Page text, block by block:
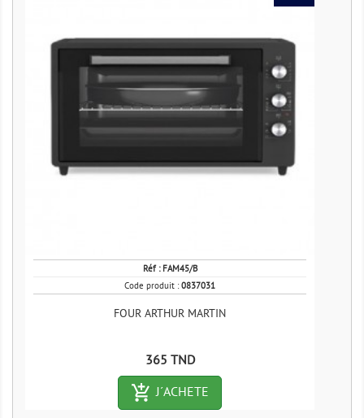
Réf : FAM45/B
Code produit :0837031
FOUR ARTHUR MARTIN
Prix
365 TND
add_shopping_cart-outlined
J´ACHETE